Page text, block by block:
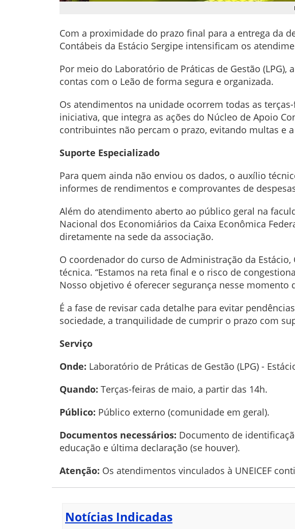
Com a proximidade do prazo final para a entrega da
Contábeis da Estácio Sergipe intensificam os
Por meio do Laboratório de Práticas de Gestão
contas com o Leão de forma segura e organizada.
Os atendimentos na unidade ocorrem todas as
iniciativa, que integra as ações do Núcleo de Apoio
contribuintes não percam o prazo, evitando multas e
Suporte Especializado
Para quem ainda não enviou os dados, o auxílio
informes de rendimentos e comprovantes de
Além do atendimento aberto ao público geral na
Nacional dos Economiários da Caixa Econômica
diretamente na sede da associação.
O coordenador do curso de Administração da
técnica. “Estamos na reta final e o risco de
Nosso objetivo é oferecer segurança nesse momento
É a fase de revisar cada detalhe para evitar
sociedade, a tranquilidade de cumprir o prazo com
Serviço
Onde: Laboratório de Práticas de Gestão (LPG) -
Quando: Terças-feiras de maio, a partir das 14h.
Público: Público externo (comunidade em geral).
Documentos necessários: Documento de
educação e última declaração (se houver).
Atenção: Os atendimentos vinculados à UNEICEF
Notícias Indicadas